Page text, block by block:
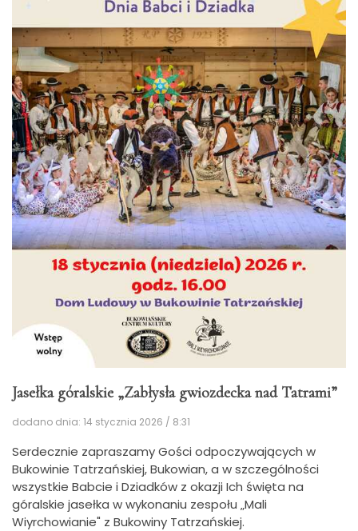
Jasełka góralskie „Zabłysła gwiozdecka nad Tatrami”
dodano dnia: 14 stycznia 2026 / 8:31
Serdecznie zapraszamy Gości odpoczywających w
Bukowinie Tatrzańskiej, Bukowian, a w szczególności
wszystkie Babcie i Dziadków z okazji Ich święta na
góralskie jasełka w wykonaniu zespołu „Mali
Wiyrchowianie" z Bukowiny Tatrzańskiej.